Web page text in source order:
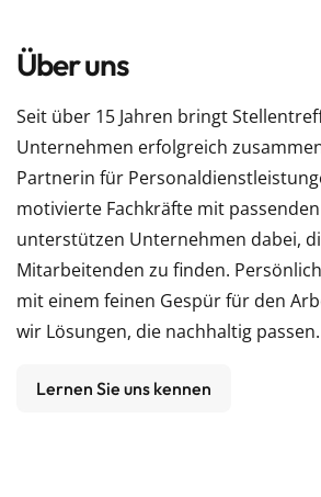
Über uns
Seit über 15 Jahren bringt
Unternehmen erfolgreich
Partnerin für
motivierte Fachkräfte mit
unterstützen Unternehmen dabei,
Mitarbeitenden zu finden.
mit einem feinen Gespür für den
wir Lösungen, die nachhaltig passen.
Lernen Sie uns kennen